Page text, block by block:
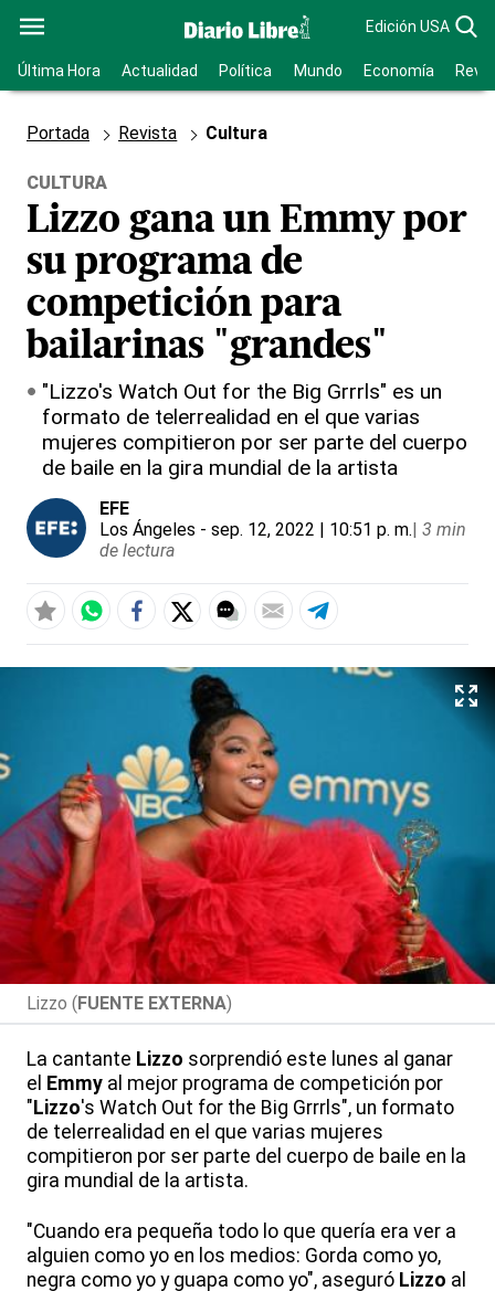
Edición USA
Última Hora Actualidad Política Mundo Economía
Portada Revista Cultura
CULTURA
Lizzo gana un Emmy por
su programa de
competición para
bailarinas "grandes"
"Lizzo's Watch Out for the Big Grrrls" es un
formato de telerrealidad en el que varias
mujeres compitieron por ser parte del cuerpo
de baile en la gira mundial de la artista
EFE
Los Ángeles - sep. 12, 2022 | 10:51 p. m.| 3 min
de lectura
Lizzo (FUENTE EXTERNA)
La cantante Lizzo sorprendió este lunes al ganar
el Emmy al mejor programa de competición por
" Lizzo's Watch Out for the Big Grrrls", un formato
de telerrealidad en el que varias mujeres
compitieron por ser parte del cuerpo de baile en la
gira mundial de la artista.
"Cuando era pequeña todo lo que quería era ver a
alguien como yo en los medios: Gorda como yo,
negra como yo y guapa como yo", aseguró Lizzo al